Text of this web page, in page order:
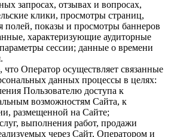
запросах, отзывах и вопросах,
клики, просмотры страниц,
полей, показы и просмотры баннеров
характеризующие аудиторные
сессии; данные о времени
Оператор осуществляет связанные
данных процессы в целях:
Пользователю доступа к
возможностям Сайта, к
размещенной на Сайте;
выполнения работ, продажи
через Сайт, Оператором и